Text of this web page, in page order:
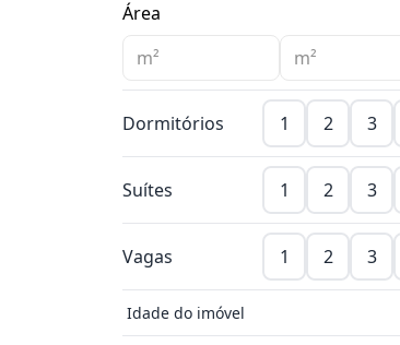
Área
Dormitórios 1 2 3
Suítes 1 2 3
Vagas 1 2 3